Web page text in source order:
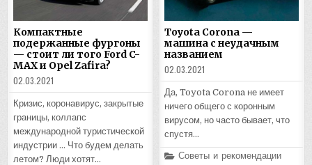
Компактные
подержанные фургоны
— стоит ли того Ford C-
MAX и Opel Zafira?
02.03.2021
Кризис, коронавирус, закрытые
границы, коллапс
международной туристической
индустрии … Что будем делать
летом? Люди хотят…
Toyota Corona —
машина с неудачным
названием
02.03.2021
Да, Toyota Corona не имеет
ничего общего с коронным
вирусом, но часто бывает, что
спустя…
Posted
Советы и рекомендации